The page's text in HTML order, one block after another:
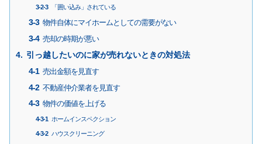
「囲い込み」されている
物件自体にマイホームとしての需要がない
売却の時期が悪い
引っ越したいのに家が売れないときの対処法
売出金額を見直す
不動産仲介業者を見直す
物件の価値を上げる
ホームインスペクション
ハウスクリーニング